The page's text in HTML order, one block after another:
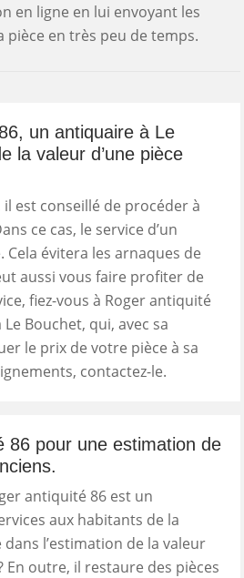
en ligne en lui envoyant les
en très peu de temps.
un antiquaire à Le
la valeur d’une pièce
est conseillé de procéder à
ce cas, le service d’un
évitera les arnaques de
aussi vous faire profiter de
fiez-vous à Roger antiquité
Bouchet, qui, avec sa
le prix de votre pièce à sa
contactez-le.
86 pour une estimation de
antiquité 86 est un
aux habitants de la
l’estimation de la valeur
En outre, il restaure des pièces